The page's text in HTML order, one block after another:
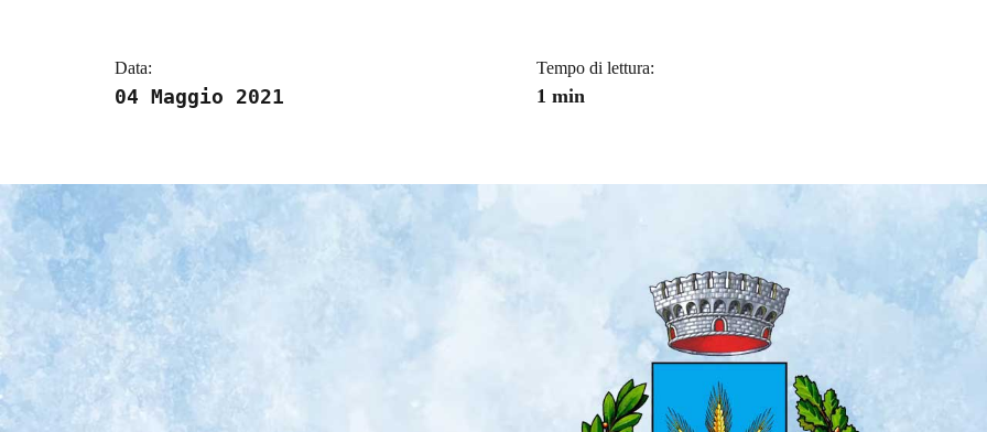
Data:
04 Maggio 2021
Tempo di lettura:
1 min